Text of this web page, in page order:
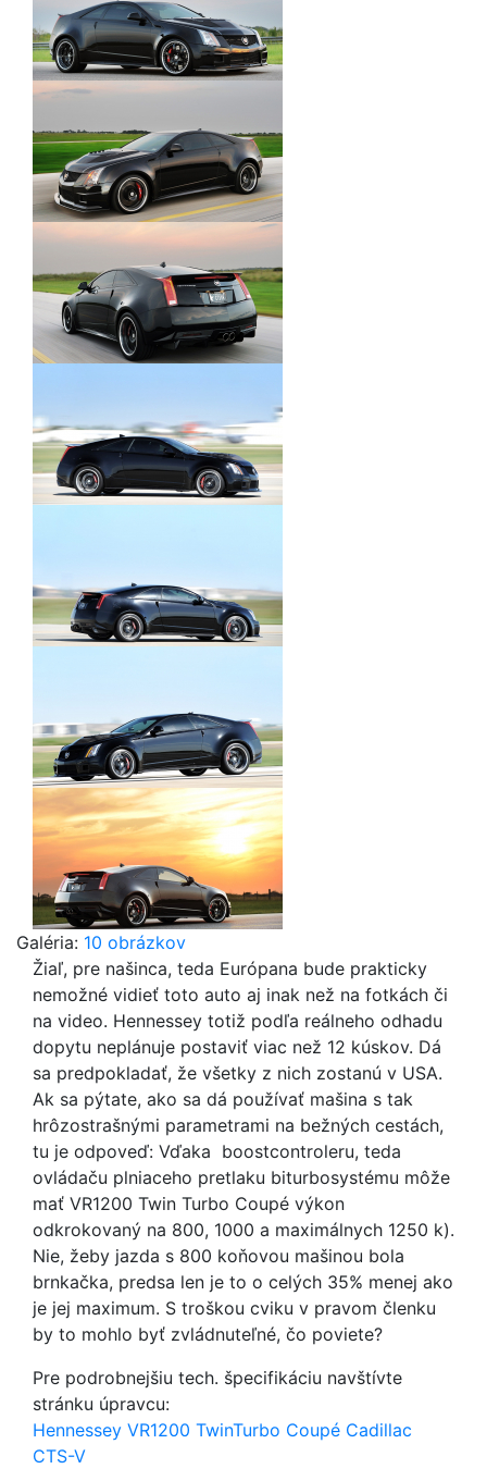
Galéria: 10 obrázkov
Žiaľ, pre našinca, teda Európana bude prakticky
nemožné vidieť toto auto aj inak než na fotkách či
na video. Hennessey totiž podľa reálneho odhadu
dopytu neplánuje postaviť viac než 12 kúskov. Dá
sa predpokladať, že všetky z nich zostanú v USA.
Ak sa pýtate, ako sa dá používať mašina s tak
hrôzostrašnými parametrami na bežných cestách,
tu je odpoveď: Vďaka boostcontroleru, teda
ovládaču plniaceho pretlaku biturbosystému môže
mať VR1200 Twin Turbo Coupé výkon
odkrokovaný na 800, 1000 a maximálnych 1250 k).
Nie, žeby jazda s 800 koňovou mašinou bola
brnkačka, predsa len je to o celých 35% menej ako
je jej maximum. S troškou cviku v pravom členku
by to mohlo byť zvládnuteľné, čo poviete?
Pre podrobnejšiu tech. špecifikáciu navštívte
stránku úpravcu:
Hennessey VR1200 TwinTurbo Coupé Cadillac
CTS-V